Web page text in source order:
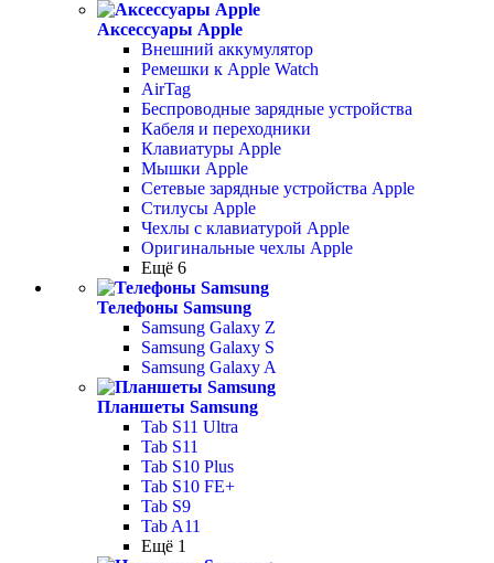
Аксессуары Apple
Внешний аккумулятор
Ремешки к Apple Watch
AirTag
Беспроводные зарядные устройства
Кабеля и переходники
Клавиатуры Apple
Мышки Apple
Сетевые зарядные устройства Apple
Стилусы Apple
Чехлы с клавиатурой Apple
Оригинальные чехлы Apple
Ещё 6
Телефоны Samsung
Samsung Galaxy Z
Samsung Galaxy S
Samsung Galaxy A
Планшеты Samsung
Tab S11 Ultra
Tab S11
Tab S10 Plus
Tab S10 FE+
Tab S9
Tab A11
Ещё 1